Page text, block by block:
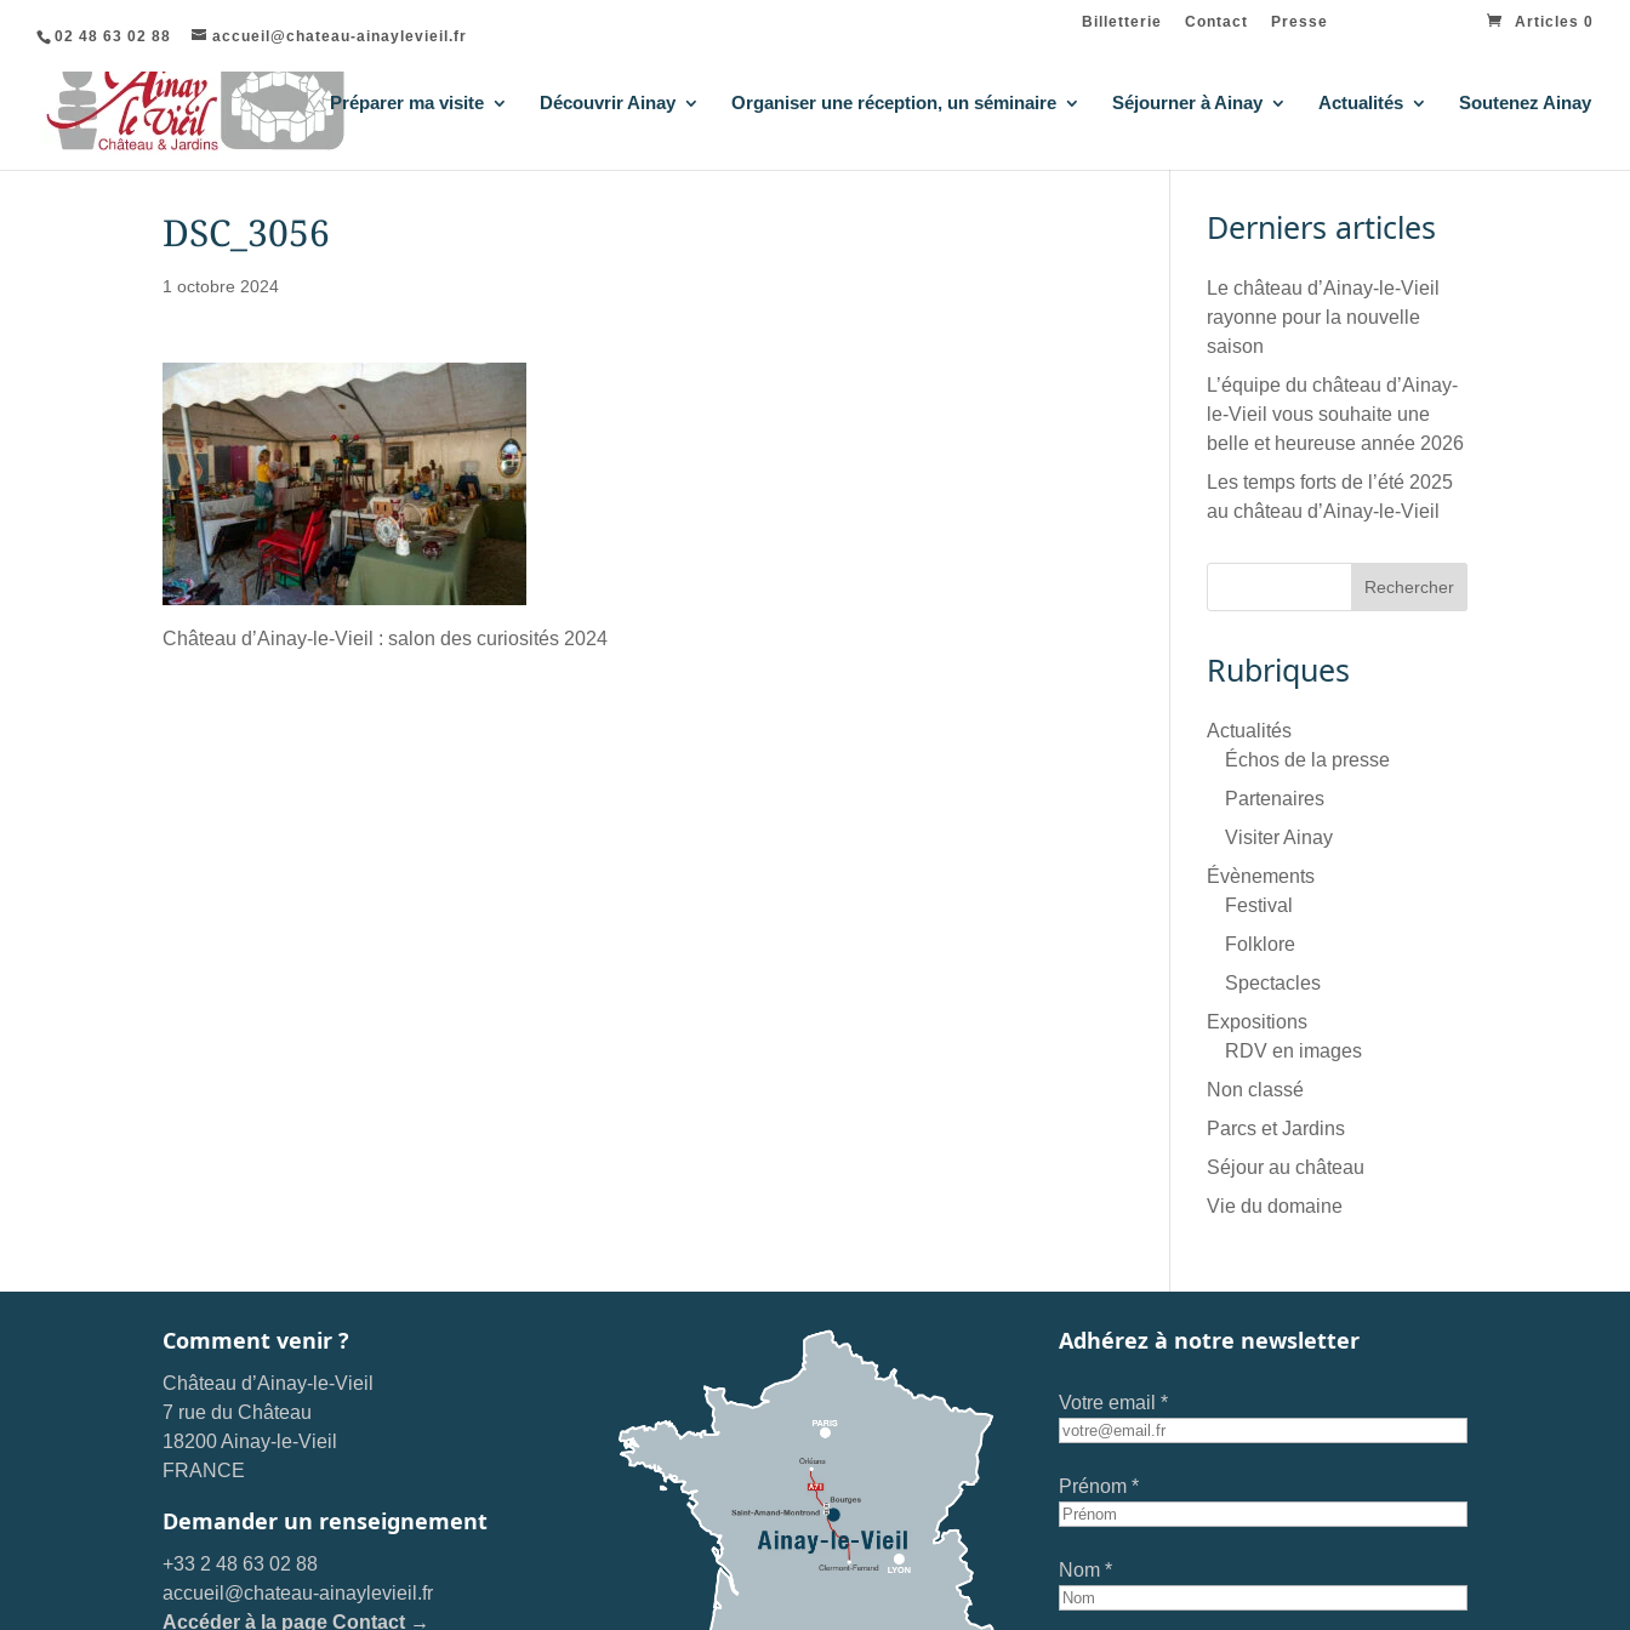
02 48 63 02 88 accueil@chateau-ainaylevieil.fr
Billetterie Contact Presse Articles 0
Préparer ma visite Découvrir Ainay Organiser une réception, un séminaire Séjourner à Ainay Actualités Soutenez Ainay
DSC_3056
1 octobre 2024
Château d’Ainay-le-Vieil : salon des curiosités 2024
Derniers articles
Le château d’Ainay-le-Vieil
rayonne pour la nouvelle
saison
L’équipe du château d’Ainay-
le-Vieil vous souhaite une
belle et heureuse année 2026
Les temps forts de l’été 2025
au château d’Ainay-le-Vieil
Rubriques
Actualités
Échos de la presse
Partenaires
Visiter Ainay
Évènements
Festival
Folklore
Spectacles
Expositions
RDV en images
Non classé
Parcs et Jardins
Séjour au château
Vie du domaine
Comment venir ?
Château d’Ainay-le-Vieil
7 rue du Château
18200 Ainay-le-Vieil
FRANCE
Demander un renseignement
+33 2 48 63 02 88
accueil@chateau-ainaylevieil.fr
Accéder à la page Contact →
Adhérez à notre newsletter
Votre email *
Prénom *
Nom *